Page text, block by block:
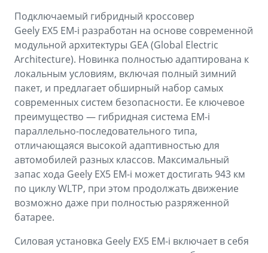
Подключаемый гибридный кроссовер
Geely EX5 EM-i разработан на основе современной
модульной архитектуры GEA (Global Electric
Architecture). Новинка полностью адаптирована к
локальным условиям, включая полный зимний
пакет, и предлагает обширный набор самых
современных систем безопасности. Ее ключевое
преимущество — гибридная система EM-i
параллельно-последовательного типа,
отличающаяся высокой адаптивностью для
автомобилей разных классов. Максимальный
запас хода Geely EX5 EM-i может достигать 943 км
по циклу WLTP, при этом продолжать движение
возможно даже при полностью разряженной
батарее.
Силовая установка Geely EX5 EM-i включает в себя